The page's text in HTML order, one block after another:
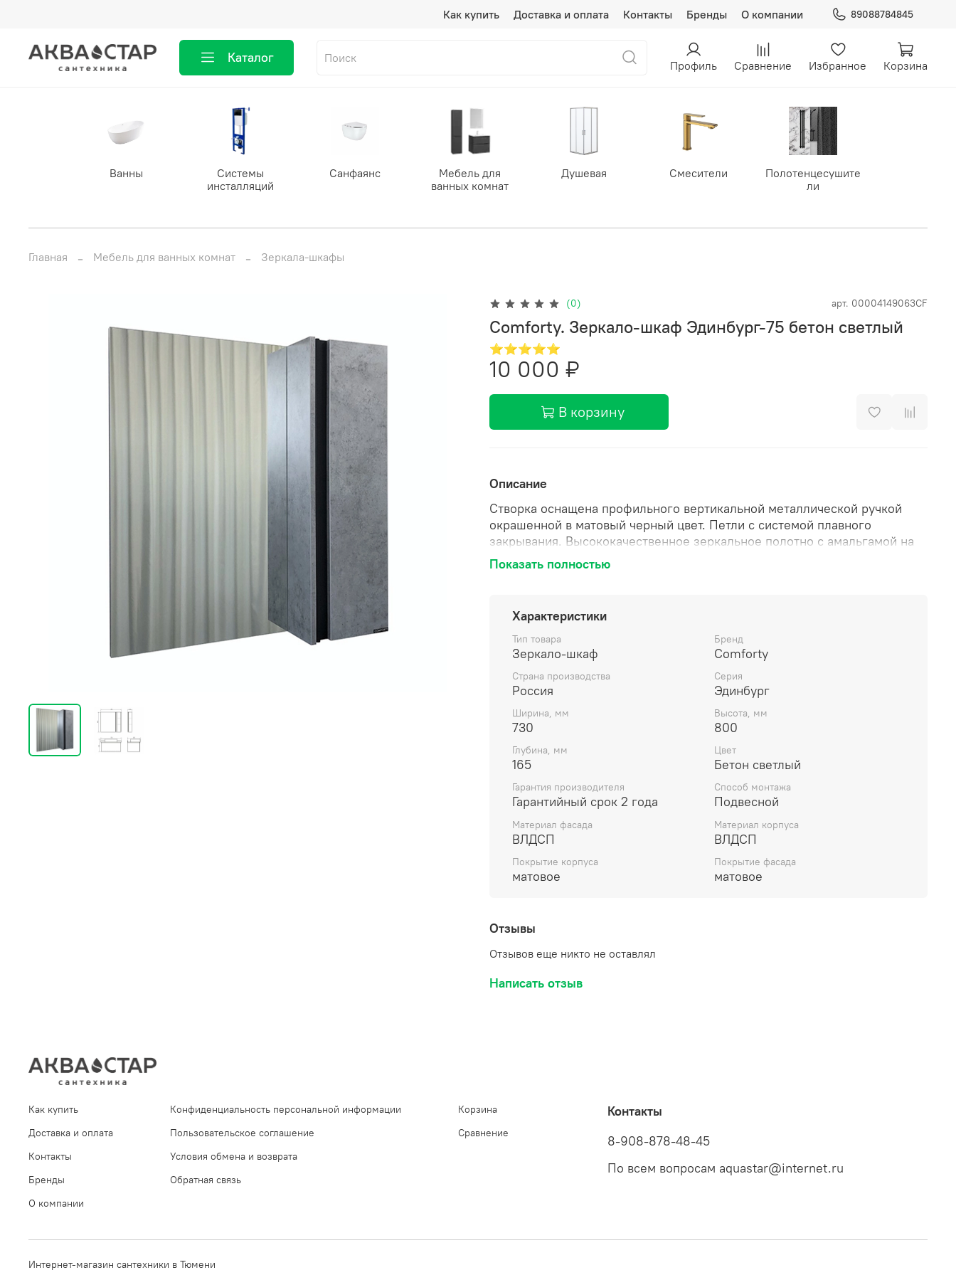
Как купить Доставка и оплата Контакты Бренды О компании 89088784845
Каталог Профиль Сравнение Избранное Корзина
Ванны
Системы
инсталляций
Санфаянс
Мебель для
ванных комнат
Душевая Смесители
Полотенцесушите
ли
Главная Мебель для ванных комнат Зеркала-шкафы
(0) арт. 00004149063CF
Comforty. Зеркало-шкаф Эдинбург-75 бетон светлый
⭐⭐⭐⭐⭐
10 000 ₽
В корзину
Описание
Створка оснащена профильного вертикальной металлической ручкой
окрашенной в матовый черный цвет. Петли с системой плавного
закрывания. Высококачественное зеркальное полотно с амальгамой на
основе серебра. Фасад и корпус из влагостойкого ЛДСП Бетон светлый.
За створкой две горизонтальные полки. Название: Зеркало-шкаф
Показать полностью
Характеристики
Тип товара
Зеркало-шкаф
Бренд
Comforty
Страна производства
Россия
Серия
Эдинбург
Ширина, мм
730
Высота, мм
800
Глубина, мм
165
Цвет
Бетон светлый
Гарантия производителя
Гарантийный срок 2 года
Способ монтажа
Подвесной
Материал фасада
ВЛДСП
Материал корпуса
ВЛДСП
Покрытие корпуса
матовое
Покрытие фасада
матовое
Отзывы
Отзывов еще никто не оставлял
Написать отзыв
Как купить
Доставка и оплата
Контакты
Бренды
О компании
Конфиденциальность персональной информации
Пользовательское соглашение
Условия обмена и возврата
Обратная связь
Корзина
Сравнение
Контакты
8-908-878-48-45
По всем вопросам aquastar@internet.ru
Интернет-магазин сантехники в Тюмени